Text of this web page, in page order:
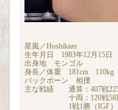
星風／Hoshikaze
生年月日 1983年12月15日
出身地 モンゴル
身長／体重 181cm 110kg
バックボーン 相撲
主な戦績 通算：407戦225
十両：120戦58勝62
1戦1勝（IGF）